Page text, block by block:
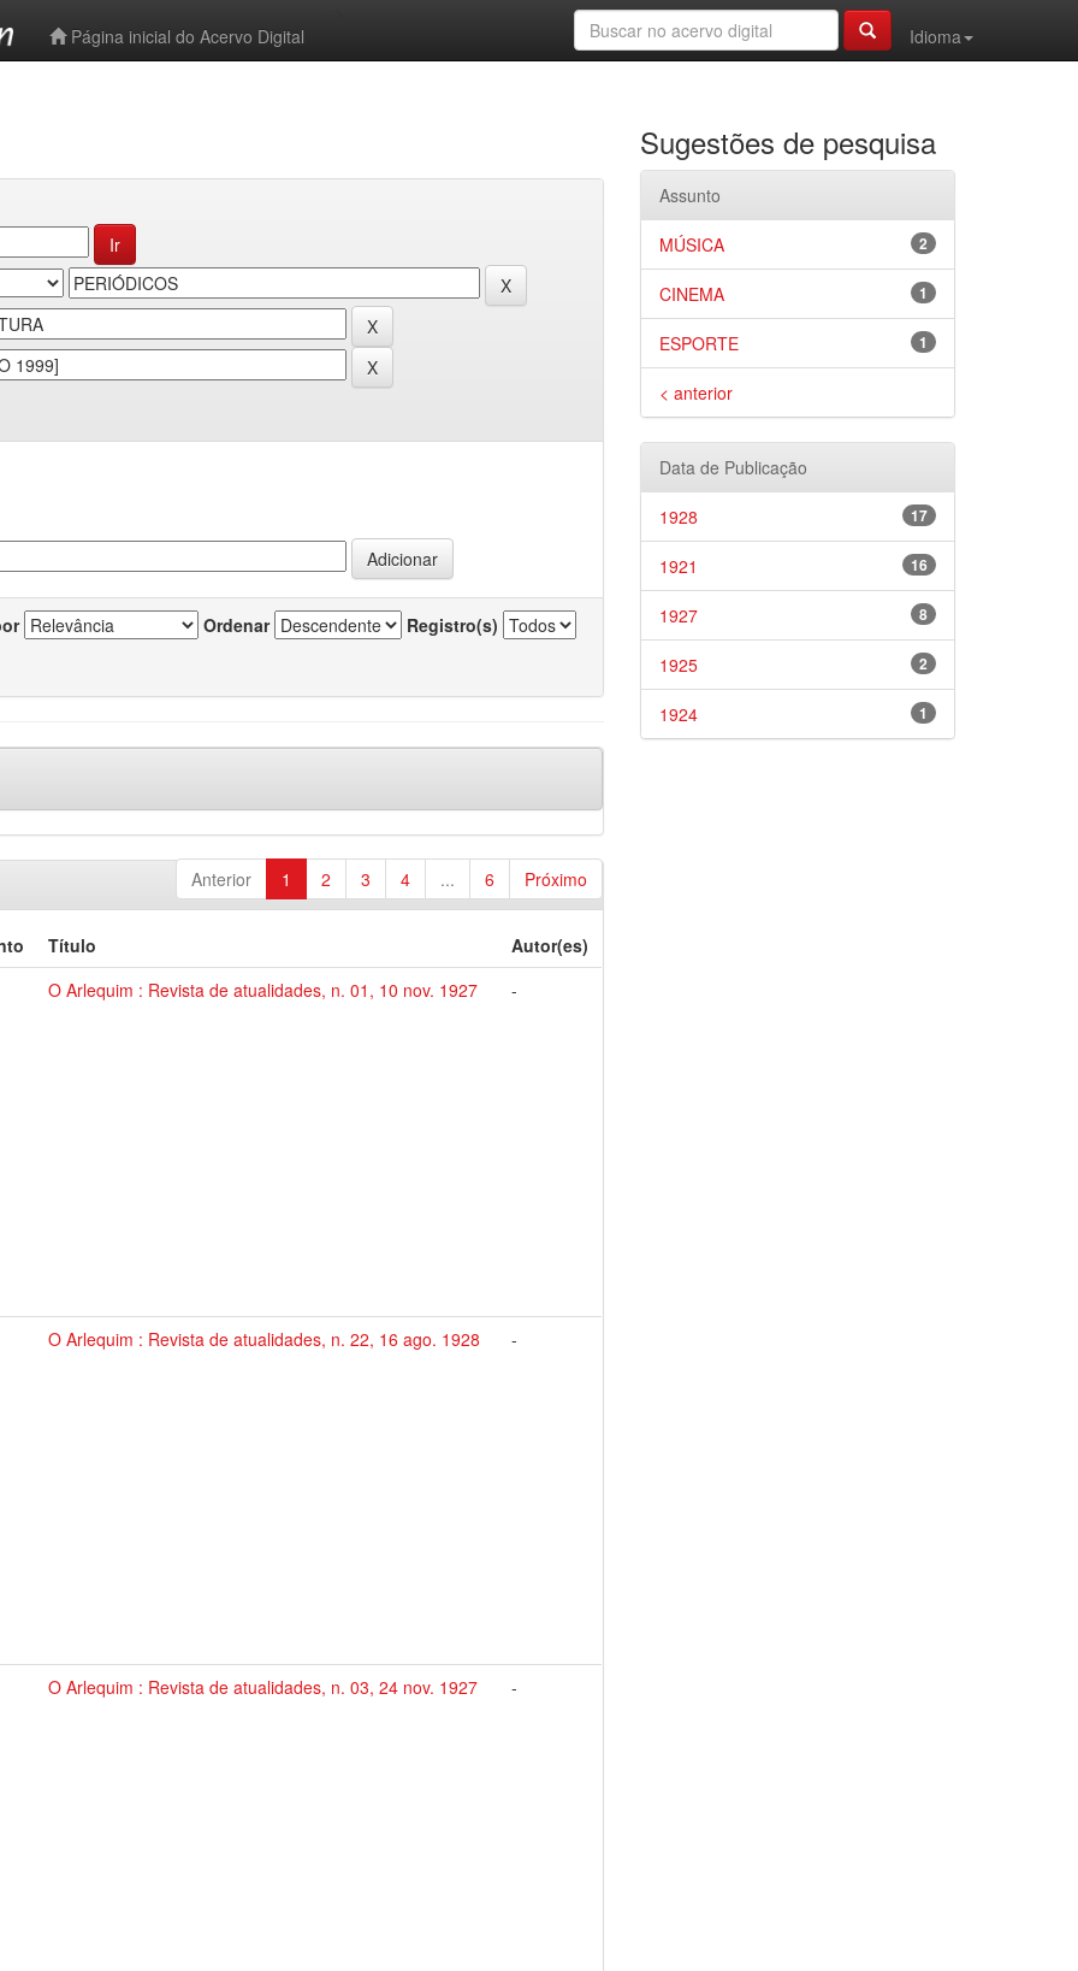
Página inicial do Acervo Digital
Idioma
Ordenar Registro(s)
Anterior 1 2 3 4 ... 6 Próximo
Título
Autor(es)
O Arlequim : Revista de atualidades, n. 01, 10 nov. 1927
-
O Arlequim : Revista de atualidades, n. 22, 16 ago. 1928 -
O Arlequim : Revista de atualidades, n. 03, 24 nov. 1927 -
Sugestões de pesquisa
Assunto
2
MÚSICA
1
CINEMA
1
ESPORTE
< anterior
Data de Publicação
17
1928
16
1921
8
1927
2
1925
1
1924